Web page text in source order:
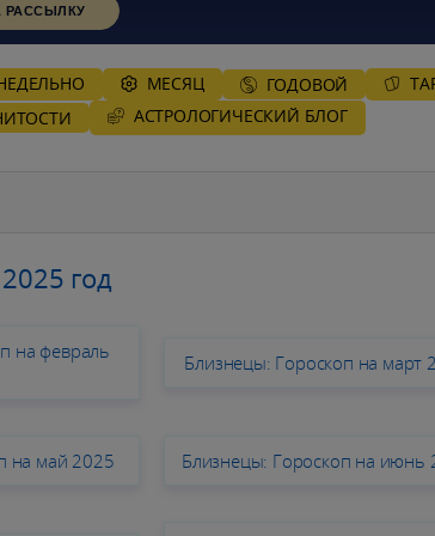
РАССЫЛКУ
MЕСЯЦ ГОДОВОЙ
AСТРОЛОГИЧЕСКИЙ БЛОГ
год
на февраль
Близнецы: Гороскоп на март
на май 2025 Близнецы: Гороскоп на июнь